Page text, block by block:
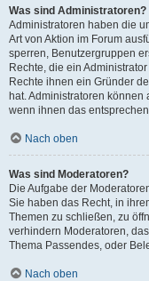
Was sind Administratoren?
Administratoren haben die
Art von Aktion im Forum
sperren, Benutzergruppen
Rechte, die ein
Rechte ihnen ein Gründer
hat. Administratoren
wenn ihnen das
Nach oben
Was sind Moderatoren?
Die Aufgabe der
Sie haben das Recht, in
Themen zu schließen, zu
verhindern Moderatoren,
Thema Passendes, oder
Nach oben